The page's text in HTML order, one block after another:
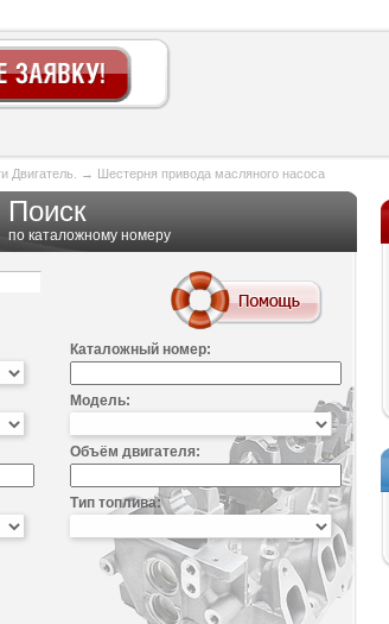
Двигатель. → Шестерня привода масляного насоса
Поиск
по каталожному номеру
Каталожный номер:
Модель:
Объём двигателя:
Тип топлива: